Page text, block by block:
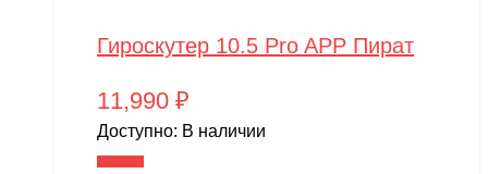
Гироскутер 10.5 Pro APP Пират
11,990 ₽
Доступно: В наличии